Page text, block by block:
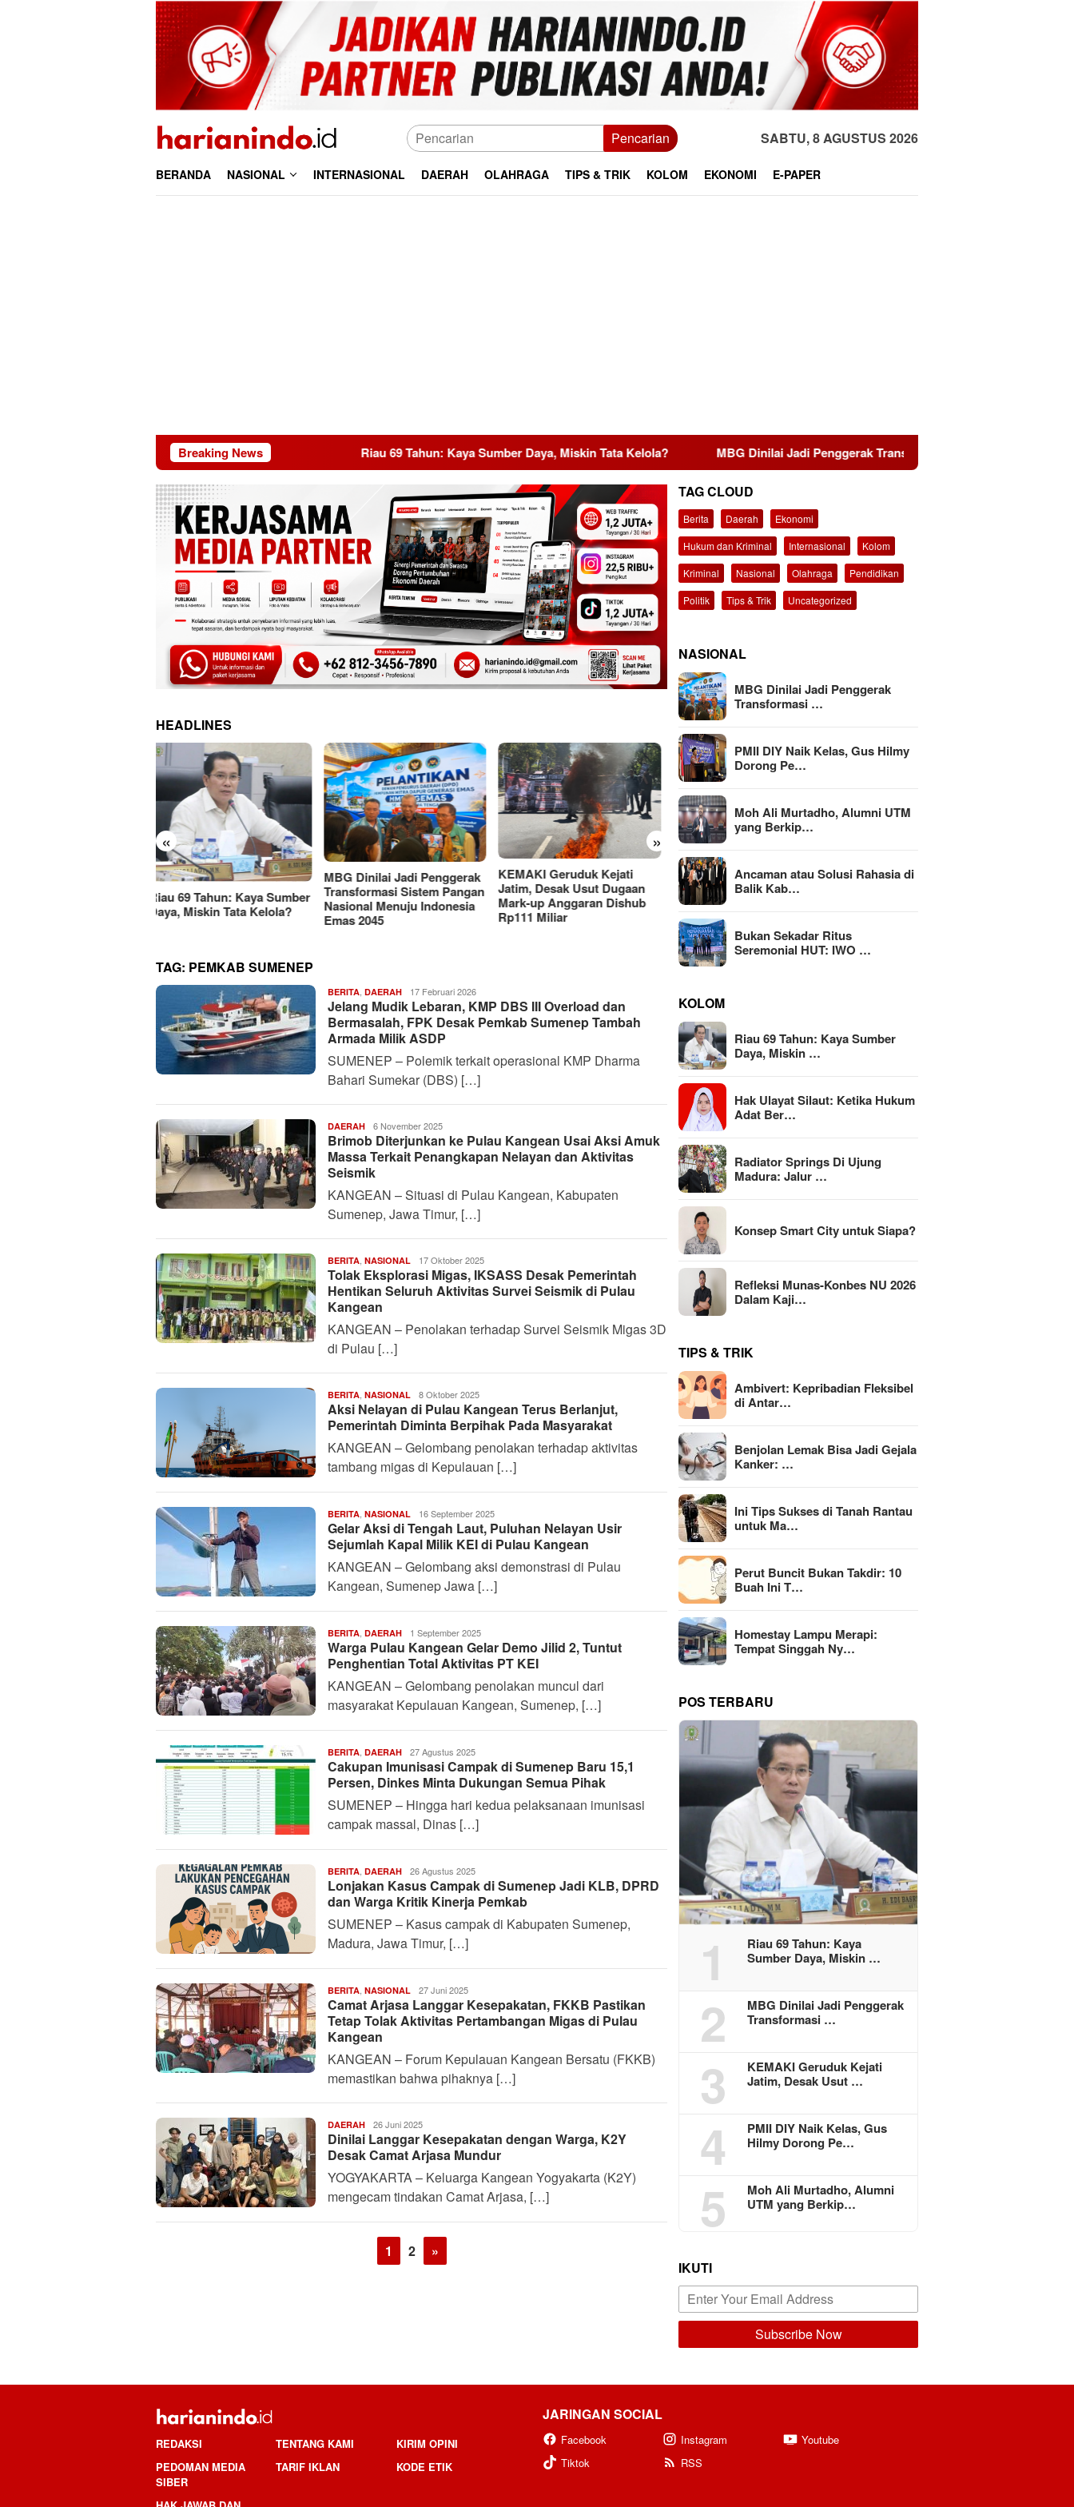
Pencarian SABTU, 8 AGUSTUS 2026
BERANDA NASIONAL INTERNASIONAL DAERAH OLAHRAGA TIPS & TRIK KOLOM EKONOMI E-PAPER
Breaking News Riau 69 Tahun: Kaya Sumber Daya, Miskin Tata Kelola? MBG Dinilai Jadi Penggerak Transformasi Sistem Pangan Nasional Menuju
HEADLINES
« »
MBG Dinilai Jadi Penggerak
Transformasi Sistem Pangan
Nasional Menuju Indonesia
Emas 2045
KEMAKI Geruduk Kejati
Jatim, Desak Usut Dugaan
Mark-up Anggaran Dishub
Rp111 Miliar
PMII DIY Naik Kelas, Gus
Hilmy Dorong Penguatan
Advokasi Hukum dan
Digitalisasi Gerakan
Moh Ali Murtadho, Alumni
UTM yang Berkiprah dalam
Putusan MK soal MBG
TAG: PEMKAB SUMENEP
BERITA, DAERAH Harianindo.id
17 Februari 2026
Jelang Mudik Lebaran, KMP DBS III Overload dan
Bermasalah, FPK Desak Pemkab Sumenep Tambah
Armada Milik ASDP
SUMENEP – Polemik terkait operasional KMP Dharma
Bahari Sumekar (DBS) […]
DAERAH Harianindo.id
6 November 2025
Brimob Diterjunkan ke Pulau Kangean Usai Aksi Amuk
Massa Terkait Penangkapan Nelayan dan Aktivitas
Seismik
KANGEAN – Situasi di Pulau Kangean, Kabupaten
Sumenep, Jawa Timur, […]
BERITA, NASIONAL Harianindo.id
17 Oktober 2025
Tolak Eksplorasi Migas, IKSASS Desak Pemerintah
Hentikan Seluruh Aktivitas Survei Seismik di Pulau
Kangean
KANGEAN – Penolakan terhadap Survei Seismik Migas 3D
di Pulau […]
BERITA, NASIONAL Harianindo.id
8 Oktober 2025
Aksi Nelayan di Pulau Kangean Terus Berlanjut,
Pemerintah Diminta Berpihak Pada Masyarakat
KANGEAN – Gelombang penolakan terhadap aktivitas
tambang migas di Kepulauan […]
BERITA, NASIONAL Harianindo.id
16 September 2025
Gelar Aksi di Tengah Laut, Puluhan Nelayan Usir
Sejumlah Kapal Milik KEI di Pulau Kangean
KANGEAN – Gelombang aksi demonstrasi di Pulau
Kangean, Sumenep Jawa […]
BERITA, DAERAH Harianindo.id
1 September 2025
Warga Pulau Kangean Gelar Demo Jilid 2, Tuntut
Penghentian Total Aktivitas PT KEI
KANGEAN – Gelombang penolakan muncul dari
masyarakat Kepulauan Kangean, Sumenep, […]
BERITA, DAERAH Harianindo.id
27 Agustus 2025
Cakupan Imunisasi Campak di Sumenep Baru 15,1
Persen, Dinkes Minta Dukungan Semua Pihak
SUMENEP – Hingga hari kedua pelaksanaan imunisasi
campak massal, Dinas […]
BERITA, DAERAH Harianindo.id
26 Agustus 2025
Lonjakan Kasus Campak di Sumenep Jadi KLB, DPRD
dan Warga Kritik Kinerja Pemkab
SUMENEP – Kasus campak di Kabupaten Sumenep,
Madura, Jawa Timur, […]
BERITA, NASIONAL Harianindo.id
27 Juni 2025
Camat Arjasa Langgar Kesepakatan, FKKB Pastikan
Tetap Tolak Aktivitas Pertambangan Migas di Pulau
Kangean
KANGEAN – Forum Kepulauan Kangean Bersatu (FKKB)
memastikan bahwa pihaknya […]
DAERAH Ahmad
Farhan
Naufal
26 Juni 2025
Dinilai Langgar Kesepakatan dengan Warga, K2Y
Desak Camat Arjasa Mundur
YOGYAKARTA – Keluarga Kangean Yogyakarta (K2Y)
mengecam tindakan Camat Arjasa, […]
1 2 »
TAG CLOUD
Berita Daerah
Ekonomi
Hukum dan Kriminal
Internasional
Kolom
Kriminal
Nasional Olahraga
Pendidikan
Politik
Tips & Trik Uncategorized
NASIONAL
MBG Dinilai Jadi Penggerak
Transformasi …
PMII DIY Naik Kelas, Gus Hilmy
Dorong Pe…
Moh Ali Murtadho, Alumni UTM
yang Berkip…
Ancaman atau Solusi Rahasia di
Balik Kab…
Bukan Sekadar Ritus
Seremonial HUT: IWO …
KOLOM
Riau 69 Tahun: Kaya Sumber
Daya, Miskin …
Hak Ulayat Silaut: Ketika Hukum
Adat Ber…
Radiator Springs Di Ujung
Madura: Jalur …
Konsep Smart City untuk Siapa?
Refleksi Munas-Konbes NU 2026
Dalam Kaji…
TIPS & TRIK
Ambivert: Kepribadian Fleksibel
di Antar…
Benjolan Lemak Bisa Jadi Gejala
Kanker: …
Ini Tips Sukses di Tanah Rantau
untuk Ma…
Perut Buncit Bukan Takdir: 10
Buah Ini T…
Homestay Lampu Merapi:
Tempat Singgah Ny…
POS TERBARU
1
Riau 69 Tahun: Kaya
Sumber Daya, Miskin …
2
MBG Dinilai Jadi Penggerak
Transformasi …
3
KEMAKI Geruduk Kejati
Jatim, Desak Usut …
4
PMII DIY Naik Kelas, Gus
Hilmy Dorong Pe…
5
Moh Ali Murtadho, Alumni
UTM yang Berkip…
IKUTI
REDAKSI TENTANG KAMI
KIRIM OPINI
PEDOMAN MEDIA
SIBER
TARIF IKLAN KODE ETIK
JARINGAN SOCIAL
Facebook Instagram
Youtube
Tiktok
RSS